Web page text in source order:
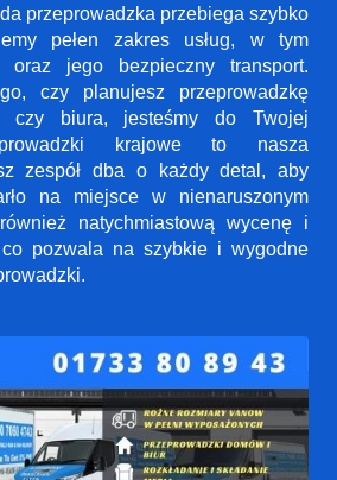
przeprowadzka przebiega szybko
pełen zakres usług, w tym
oraz jego bezpieczny transport.
czy planujesz przeprowadzkę
czy biura, jesteśmy do Twojej
krajowe to nasza
zespół dba o każdy detal, aby
na miejsce w nienaruszonym
natychmiastową wycenę i
pozwala na szybkie i wygodne